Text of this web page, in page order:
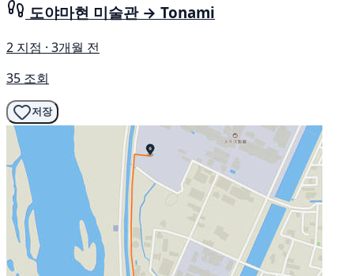
도야마현 미술관 → Tonami
2 지점 · 3개월 전
35 조회
저장